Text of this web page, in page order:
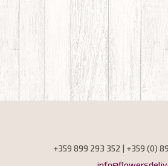
+359 899 293 352 | +359 (0)